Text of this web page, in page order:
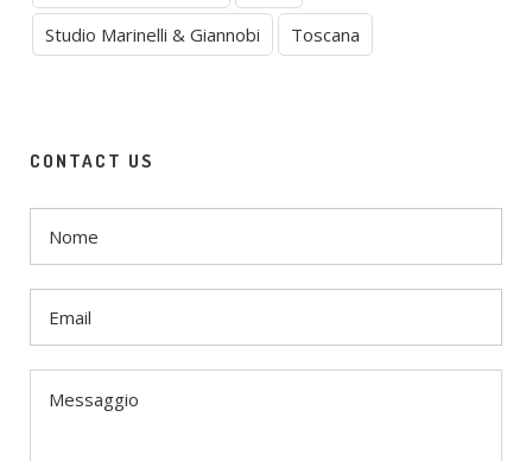
Studio Marinelli & Giannobi
Toscana
CONTACT US